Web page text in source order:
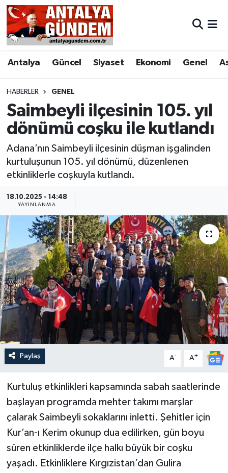
Antalya Güncel Siyaset Ekonomi Genel
HABERLER GENEL
Saimbeyli ilçesinin 105. yıl
dönümü coşku ile kutlandı
Adana’nın Saimbeyli ilçesinin düşman işgalinden
kurtuluşunun 105. yıl dönümü, düzenlenen
etkinliklerle coşkuyla kutlandı.
18.10.2025 - 14:48
YAYINLANMA
Paylaş A- A+
Kurtuluş etkinlikleri kapsamında sabah saatlerinde
başlayan programda mehter takımı marşlar
çalarak Saimbeyli sokaklarını inletti. Şehitler için
Kur’an-ı Kerim okunup dua edilirken, gün boyu
süren etkinliklerde ilçe halkı büyük bir coşku
yaşadı. Etkinliklere Kırgızistan’dan Gulira
Antalya
Asayiş
Bilim & Teknoloji
Bölge
EĞİTİM
Ekonomi
Genel
Görüntülü Haber
Güncel
Kültür & Sanat
Magazin
Resmi İlan
Sağlık & Yaşam
Spor
Antalya Nöbetçi Eczaneler
Antalya Hava Durumu
Antalya Namaz Vakitleri
Antalya Trafik Yoğunluk Haritası
Süper Lig Puan Durumu ve Fikstür
Tüm Manşetler
Son Dakika Haberleri
Haber Arşivi